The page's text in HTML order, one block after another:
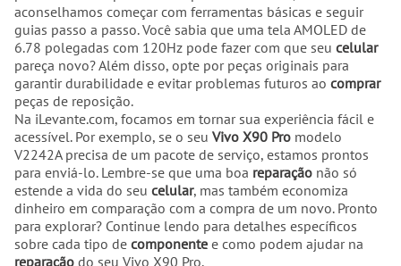
aconselhamos começar com ferramentas básicas e seguir
guias passo a passo. Você sabia que uma tela AMOLED de
6.78 polegadas com 120Hz pode fazer com que seu celular
pareça novo? Além disso, opte por peças originais para
garantir durabilidade e evitar problemas futuros ao comprar
peças de reposição.
Na iLevante.com, focamos em tornar sua experiência fácil e
acessível. Por exemplo, se o seu Vivo X90 Pro modelo
V2242A precisa de um pacote de serviço, estamos prontos
para enviá-lo. Lembre-se que uma boa reparação não só
estende a vida do seu celular, mas também economiza
dinheiro em comparação com a compra de um novo. Pronto
para explorar? Continue lendo para detalhes específicos
sobre cada tipo de componente e como podem ajudar na
reparação do seu Vivo X90 Pro.